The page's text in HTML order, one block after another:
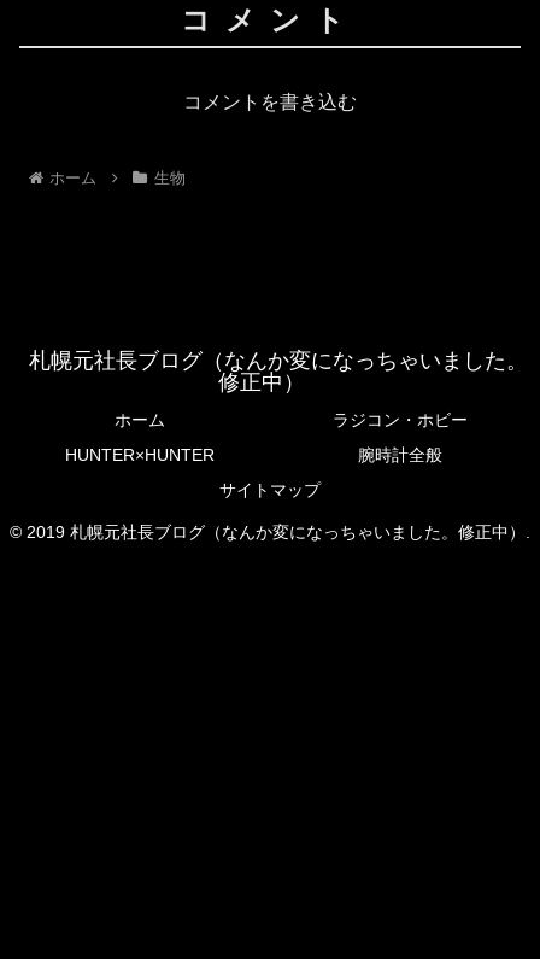
コメント
コメントを書き込む
ホーム 生物
札幌元社長ブログ（なんか変になっちゃいました。
修正中）
ホーム
ラジコン・ホビー
HUNTER×HUNTER
腕時計全般
サイトマップ
© 2019 札幌元社長ブログ（なんか変になっちゃいました。修正中）.